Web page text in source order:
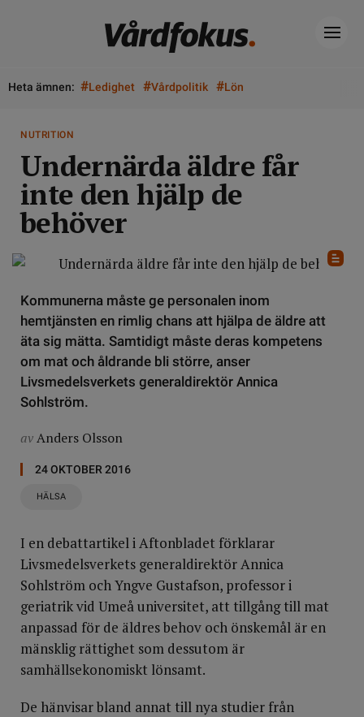
Heta ämnen: #Ledighet #Vårdpolitik #Lön
NUTRITION
Undernärda äldre får
inte den hjälp de
behöver
Kommunerna måste ge personalen inom
hemtjänsten en rimlig chans att hjälpa de äldre att
äta sig mätta. Samtidigt måste deras kompetens
om mat och åldrande bli större, anser
Livsmedelsverkets generaldirektör Annica
Sohlström.
avAnders Olsson
24 OKTOBER 2016
HÄLSA
I en debattartikel i Aftonbladet förklarar
Livsmedelsverkets generaldirektör Annica
Sohlström och Yngve Gustafson, professor i
geriatrik vid Umeå universitet, att tillgång till mat
anpassad för de äldres behov och önskemål är en
mänsklig rättighet som dessutom är
samhällsekonomiskt lönsamt.
De hänvisar bland annat till nya studier från